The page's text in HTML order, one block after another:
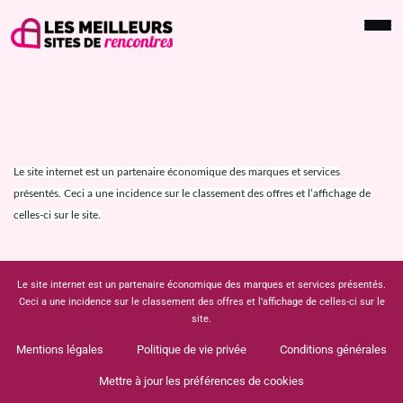
Le site internet est un partenaire économique des marques et services
présentés. Ceci a une incidence sur le classement des offres et l’affichage de
celles-ci sur le site.
Le site internet est un partenaire économique des marques et services présentés.
Ceci a une incidence sur le classement des offres et l’affichage de celles-ci sur le
site.
Mentions légales Politique de vie privée Conditions générales
Mettre à jour les préférences de cookies